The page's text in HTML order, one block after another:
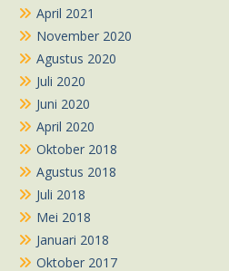
April 2021
November 2020
Agustus 2020
Juli 2020
Juni 2020
April 2020
Oktober 2018
Agustus 2018
Juli 2018
Mei 2018
Januari 2018
Oktober 2017